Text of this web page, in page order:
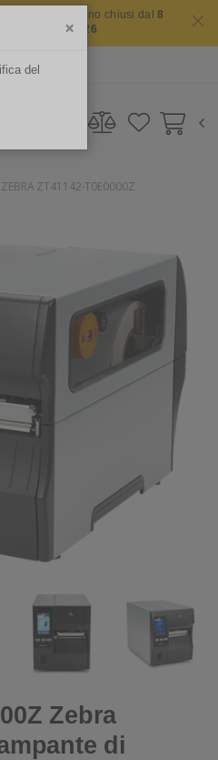
uffici saranno chiusi dal8
16 agosto 2026
ZEBRA ZT41142-T0E0000Z
Zebra
di
×
del